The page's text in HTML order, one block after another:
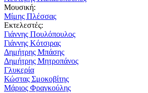
Μουσική:
Μίμης Πλέσσας
Εκτελεστές:
Γιάννης Πουλόπουλος
Γιάννης Κότσιρας
Δημήτρης Μπάσης
Δημήτρης Μητροπάνος
Γλυκερία
Κώστας Σμοκοβίτης
Μάριος Φραγκούλης